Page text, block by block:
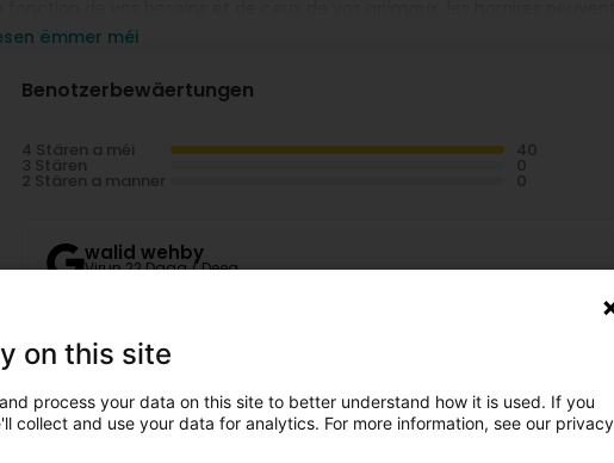
surgery,advanced surgery,head and neck surgery. Vienne
en echographie abdominale et cardiaque de 2009-2010.:
en médecine féline: European school for advanced veterinary
ëmmer méi
Benotzerbewäertungen
4 Stären a méi
3 Stären
2 Stären a manner
walid wehby
Virun 22 Daag / Deeg
Anton Alexandru Nicolae
on this site
process your data on this site to better understand how it is used. If you
collect and use your data for analytics. For more information, see our privacy